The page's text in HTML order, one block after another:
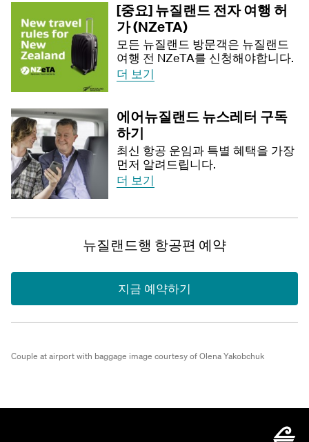
[중요] 뉴질랜드 전자 여행 허
가 (NZeTA)
모든 뉴질랜드 방문객은 뉴질랜드
여행 전 NZeTA를 신청해야합니다.
더 보기
에어뉴질랜드 뉴스레터 구독
하기
최신 항공 운임과 특별 혜택을 가장
먼저 알려드립니다.
더 보기
뉴질랜드행 항공편 예약
지금 예약하기
Couple at airport with baggage image courtesy of Olena Yakobchuk